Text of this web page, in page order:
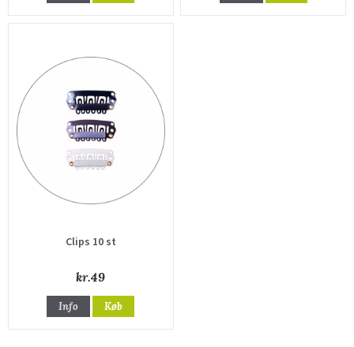
Clips 10 st
kr.49
Info Køb